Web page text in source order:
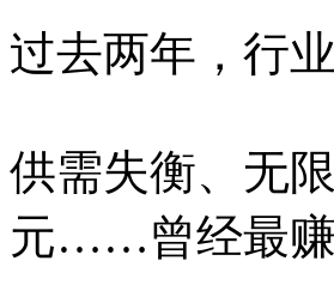
过去两年，行
供需失衡、无
元……曾经最赚